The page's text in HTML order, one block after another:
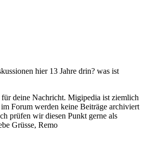
hier 13 Jahre drin? was ist
deine Nachricht. Migipedia ist ziemlich
im Forum werden keine Beiträge archiviert
prüfen wir diesen Punkt gerne als
Grüsse, Remo